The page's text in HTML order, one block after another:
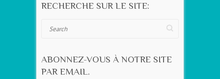
RECHERCHE SUR LE SITE:
ABONNEZ-VOUS À NOTRE SITE
PAR EMAIL.